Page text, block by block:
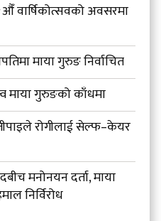
वार्षिकोत्सवको अवसरमा
माया गुरुङ निर्वाचित
माया गुरुङको काँधमा
रोगीलाई सेल्फ–केयर
मनोनयन दर्ता, माया
निर्विरोध